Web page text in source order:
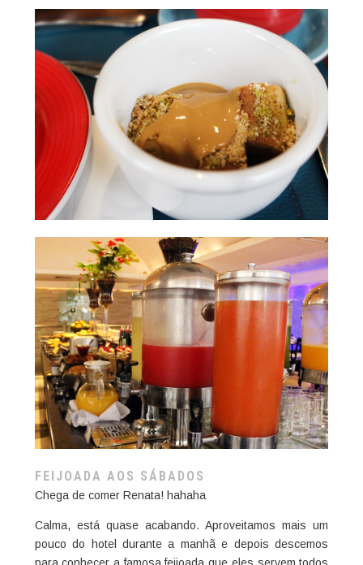
FEIJOADA AOS SÁBADOS
Chega de comer Renata! hahaha
Calma, está quase acabando. Aproveitamos mais um
pouco do hotel durante a manhã e depois descemos